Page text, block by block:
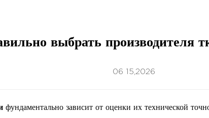
выбрать производителя
06 15,2026
фундаментально зависит от оценки их технической